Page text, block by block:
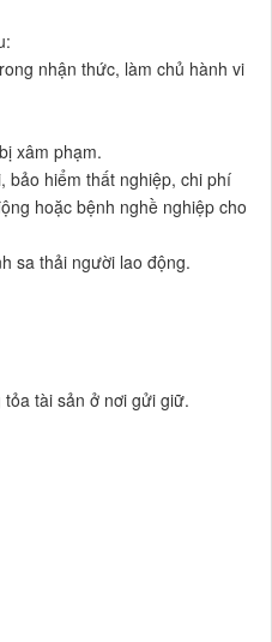
nhận thức, làm chủ hành vi
xâm phạm.
bảo hiểm thất nghiệp, chi phí
hoặc bệnh nghề nghiệp cho
sa thải người lao động.
tài sản ở nơi gửi giữ.